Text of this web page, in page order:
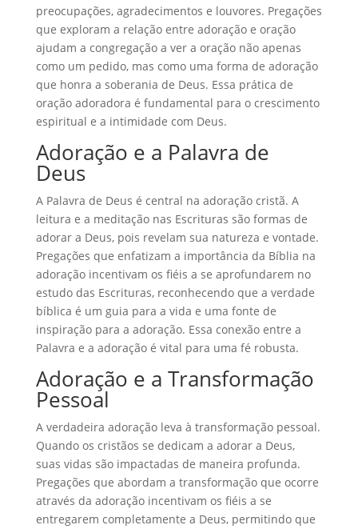
preocupações, agradecimentos e louvores. Pregações
que exploram a relação entre adoração e oração
ajudam a congregação a ver a oração não apenas
como um pedido, mas como uma forma de adoração
que honra a soberania de Deus. Essa prática de
oração adoradora é fundamental para o crescimento
espiritual e a intimidade com Deus.
Adoração e a Palavra de
Deus
A Palavra de Deus é central na adoração cristã. A
leitura e a meditação nas Escrituras são formas de
adorar a Deus, pois revelam sua natureza e vontade.
Pregações que enfatizam a importância da Bíblia na
adoração incentivam os fiéis a se aprofundarem no
estudo das Escrituras, reconhecendo que a verdade
bíblica é um guia para a vida e uma fonte de
inspiração para a adoração. Essa conexão entre a
Palavra e a adoração é vital para uma fé robusta.
Adoração e a Transformação
Pessoal
A verdadeira adoração leva à transformação pessoal.
Quando os cristãos se dedicam a adorar a Deus,
suas vidas são impactadas de maneira profunda.
Pregações que abordam a transformação que ocorre
através da adoração incentivam os fiéis a se
entregarem completamente a Deus, permitindo que